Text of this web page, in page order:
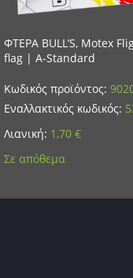
ΦΤΕΡΑ BULL’S, Motex
flag | A-Standard
Κωδικός προϊόντος:
Εναλλακτικός κωδικός:
Λιανική: 1,70 €
Σε απόθεμα